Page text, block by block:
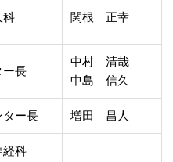
科 関根 正幸
ー長
中村 清哉
中島 信久
ター長 増田 昌人
経科